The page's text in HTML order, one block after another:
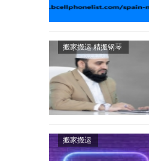
搬家搬运 精搬钢琴
搬家搬运